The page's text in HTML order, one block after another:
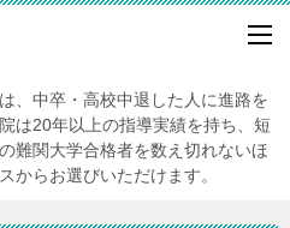
、中卒・高校中退した人に進路を
は20年以上の指導実績を持ち、短
難関大学合格者を数え切れないほ
からお選びいただけます。